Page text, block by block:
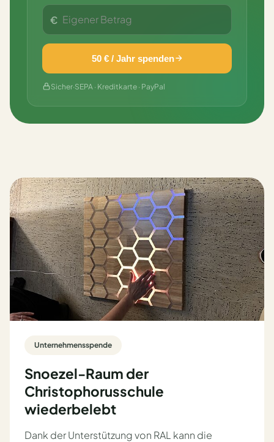
€
50 € / Jahr spenden
Sicher·SEPA · Kreditkarte · PayPal
Unternehmensspende
Snoezel-Raum der
Christophorusschule
wiederbelebt
Dank der Unterstützung von RAL kann die